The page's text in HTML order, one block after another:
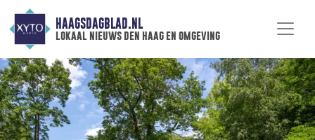
HAAGSDAGBLAD.NL
lokaal nieuws den haag en omgeving